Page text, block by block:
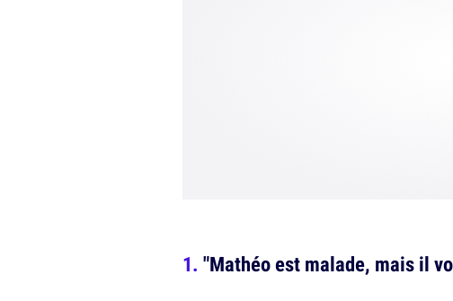
"Mathéo est malade, mais il